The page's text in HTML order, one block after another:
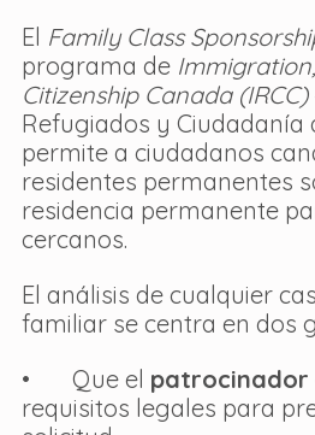
El Family Class
programa de
Citizenship Canada (IRCC)
Refugiados y
permite a ciudadanos
residentes permanentes
residencia permanente
cercanos.
El análisis de cualquier
familiar se centra en dos
•       Que el patrocinador
requisitos legales para